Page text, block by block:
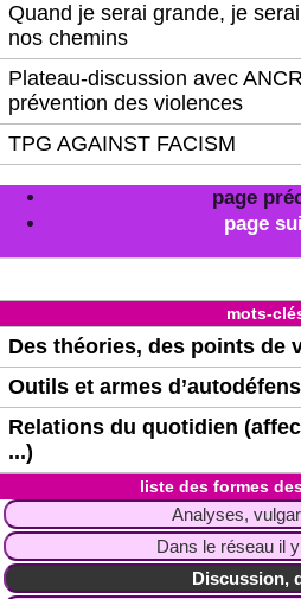
Quand je serai grande, je
nos chemins
Plateau-discussion avec
prévention des violences
TPG AGAINST FACISM
page
page
mots-
Des théories, des points de
Outils et armes
Relations du quotidien
...)
liste des formes
Analyses,
Dans le réseau il
Discussion,